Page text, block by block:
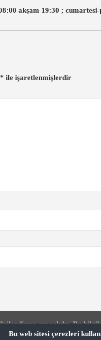
akşam 19:30 ;
* ile işaretlenmişlerdir
amaçlıdır. Bu
dolaylı hiçbir zarardan
Bu web sitesi çerezleri